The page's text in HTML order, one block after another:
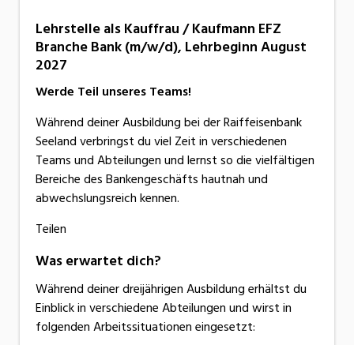
Lehrstelle als Kauffrau / Kaufmann EFZ
Branche Bank (m/w/d), Lehrbeginn August
2027
Werde Teil unseres Teams!
Während deiner Ausbildung bei der Raiffeisenbank
Seeland verbringst du viel Zeit in verschiedenen
Teams und Abteilungen und lernst so die vielfältigen
Bereiche des Bankengeschäfts hautnah und
abwechslungsreich kennen.
Teilen
Was erwartet dich?
Während deiner dreijährigen Ausbildung erhältst du
Einblick in verschiedene Abteilungen und wirst in
folgenden Arbeitssituationen eingesetzt: